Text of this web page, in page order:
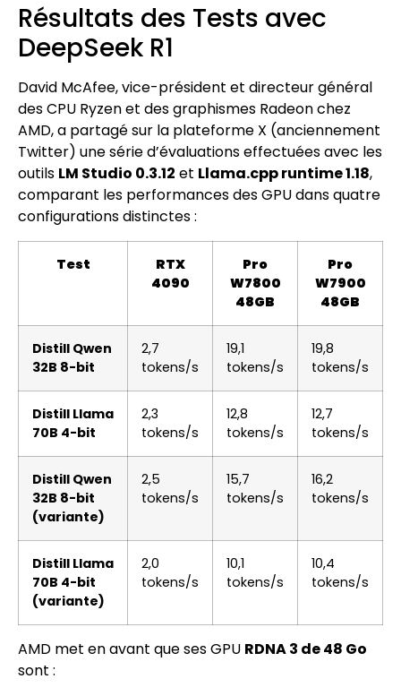
Résultats des Tests avec
DeepSeek R1
David McAfee, vice-président et directeur général
des CPU Ryzen et des graphismes Radeon chez
AMD, a partagé sur la plateforme X (anciennement
Twitter) une série d’évaluations effectuées avec les
outils LM Studio 0.3.12 et Llama.cpp runtime 1.18,
comparant les performances des GPU dans quatre
configurations distinctes :
Test
RTX
4090
Pro
W7800
48GB
Pro
W7900
48GB
Distill Qwen
32B 8-bit
2,7
tokens/s
19,1
tokens/s
19,8
tokens/s
Distill Llama
70B 4-bit
2,3
tokens/s
12,8
tokens/s
12,7
tokens/s
Distill Qwen
32B 8-bit
(variante)
2,5
tokens/s
15,7
tokens/s
16,2
tokens/s
Distill Llama
70B 4-bit
(variante)
2,0
tokens/s
10,1
tokens/s
10,4
tokens/s
AMD met en avant que ses GPU RDNA 3 de 48 Go
sont :